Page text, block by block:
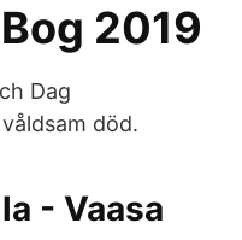
2019
Dag
död.
- Vaasa